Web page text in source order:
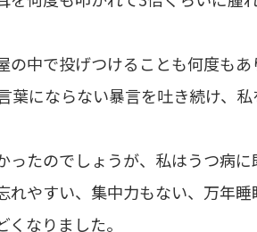
中で投げつけることも何度もあ
葉にならない暴言を吐き続け、
ったのでしょうが、私はうつ病に
れやすい、集中力もない、万年
なりました。